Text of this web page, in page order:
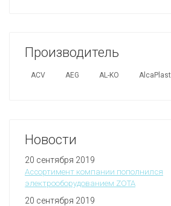
Производитель
ACV AEG AL-KO AlcaPlast
Новости
20 сентября 2019
Ассортимент компании пополнился
электрооборудованием ZOTA
20 сентября 2019